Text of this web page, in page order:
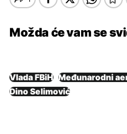
Možda će vam se
Vlada FBiH Međunarodni
Dino Selimović